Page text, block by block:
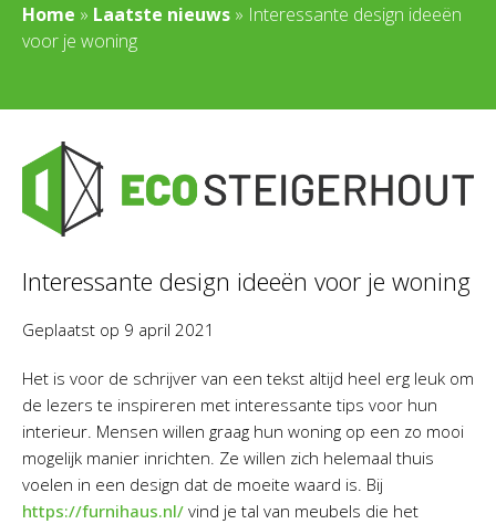
Home » Laatste nieuws » Interessante design ideeën
voor je woning
Interessante design ideeën voor je woning
Geplaatst op 9 april 2021
Het is voor de schrijver van een tekst altijd heel erg leuk om
de lezers te inspireren met interessante tips voor hun
interieur. Mensen willen graag hun woning op een zo mooi
mogelijk manier inrichten. Ze willen zich helemaal thuis
voelen in een design dat de moeite waard is. Bij
https://furnihaus.nl/ vind je tal van meubels die het